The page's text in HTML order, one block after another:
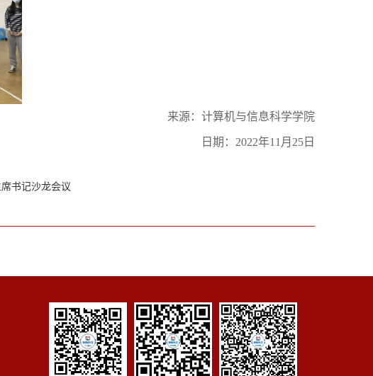
来源：计算机与信息科学学院
日期： 2022年11 月 25 日
书记沙龙会议​